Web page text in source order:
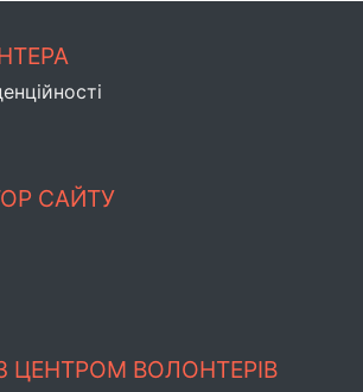
САЙТУ
ЦЕНТРОМ ВОЛОНТЕРІВ